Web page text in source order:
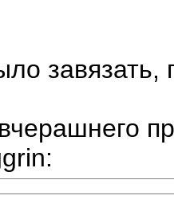
завязать,